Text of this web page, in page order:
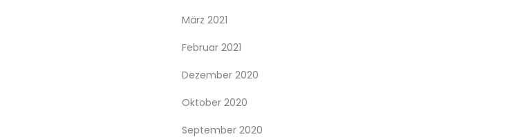
März 2021
Februar 2021
Dezember 2020
Oktober 2020
September 2020